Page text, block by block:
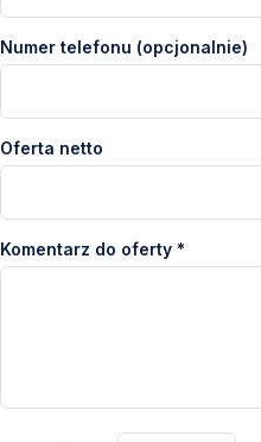
Numer telefonu (opcjonalnie)
Oferta netto
Komentarz do oferty *